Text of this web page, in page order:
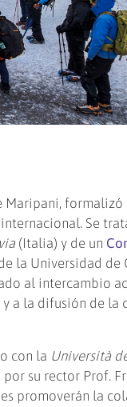
Maripani,
Se
(Italia) y de un
la Universidad de
al intercambio
a la difusión de la
con la Università
por su rector Prof.
promoverán la